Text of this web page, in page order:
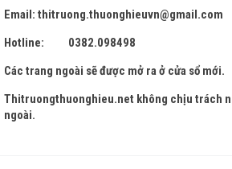
Email: thitruong.thuonghieuvn@gmail.com
Hotline: 0382.098498
Các trang ngoài sẽ được mở ra ở cửa sổ mới.
Thitruongthuonghieu.net không chịu trách
ngoài.